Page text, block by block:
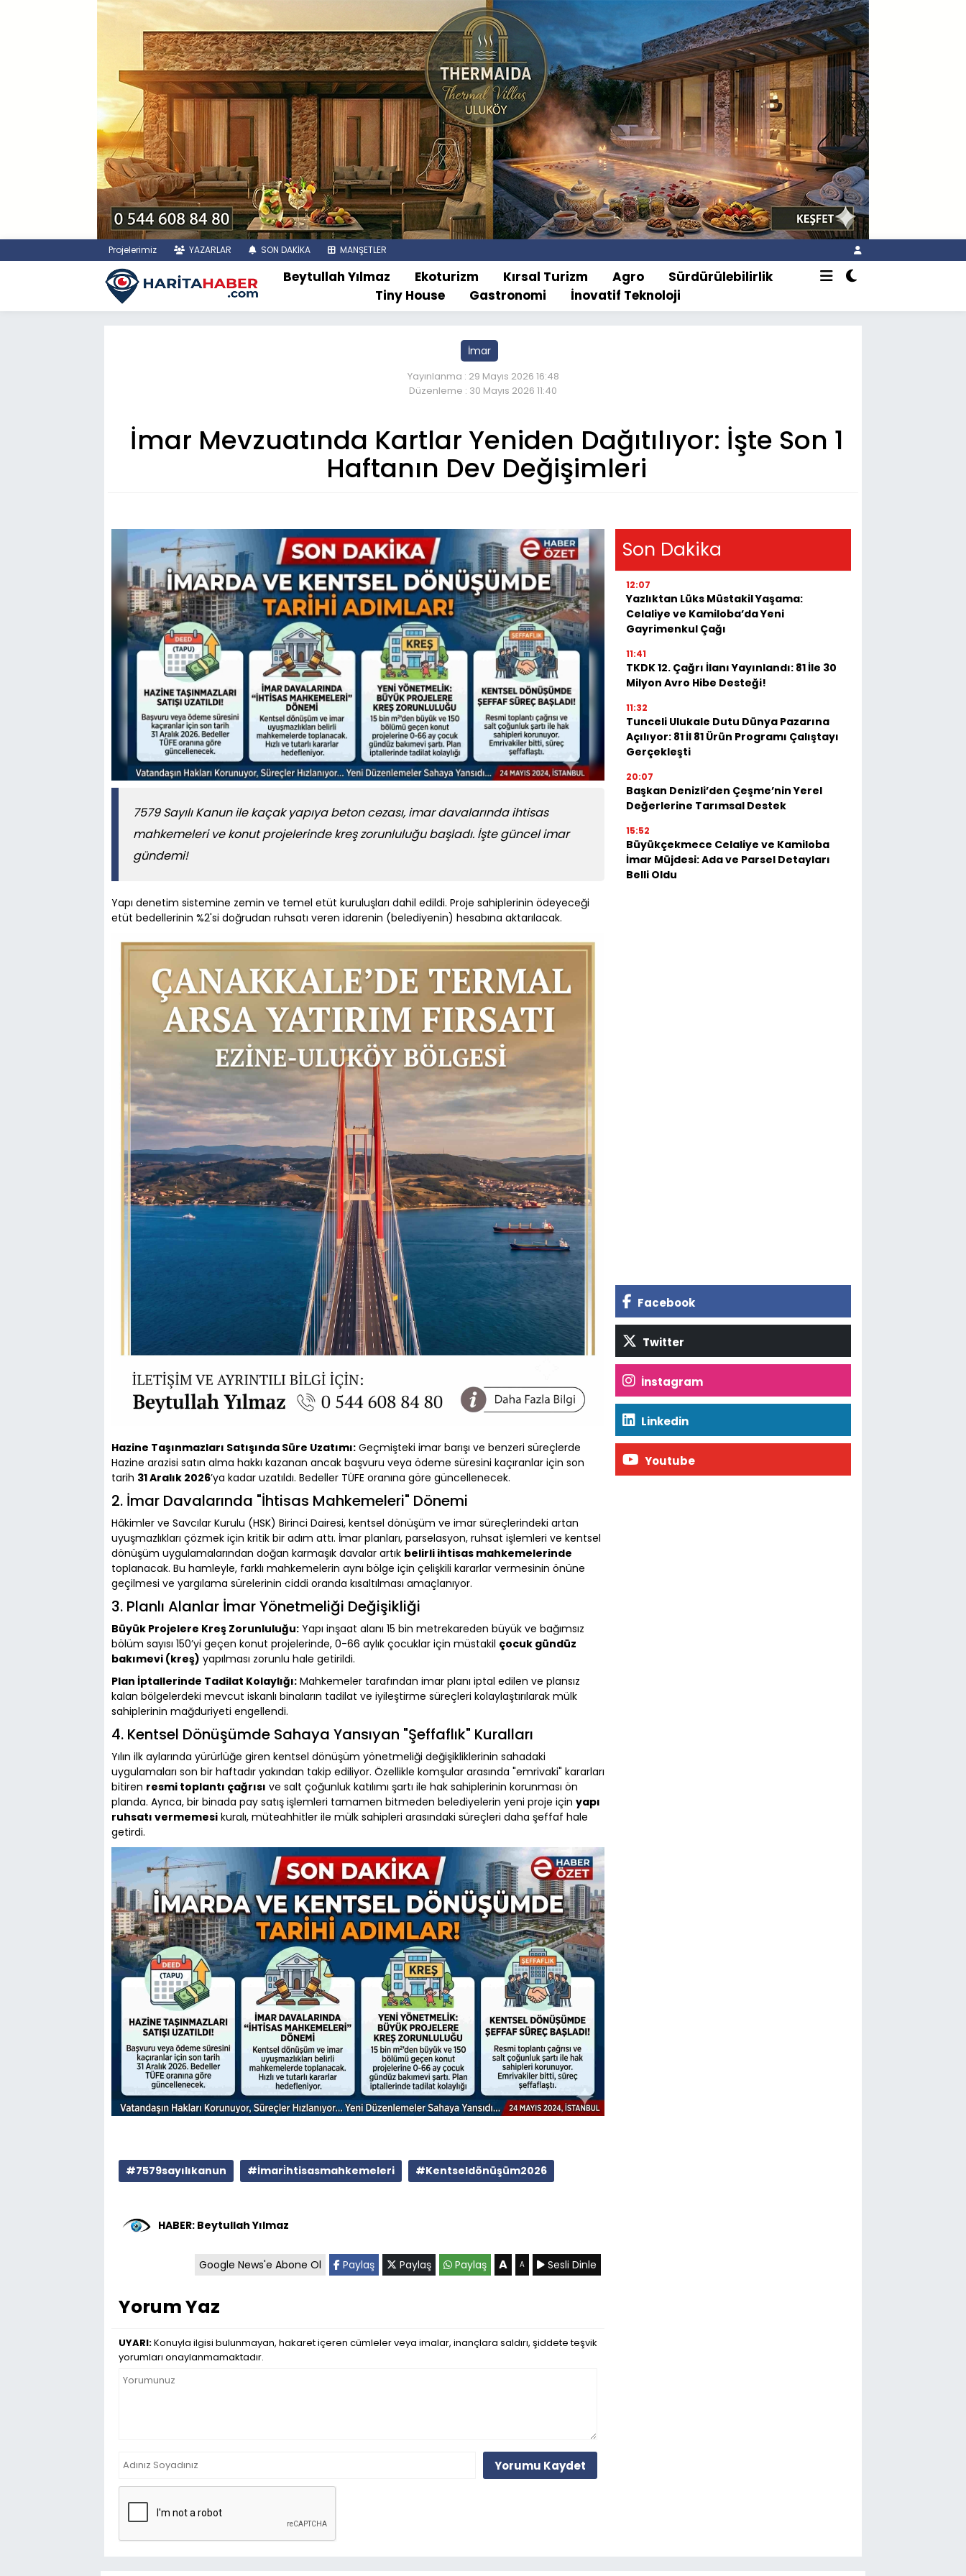
Projelerimiz YAZARLAR SON DAKİKA MANŞETLER
Beytullah Yılmaz Ekoturizm Kırsal Turizm Agro
Sürdürülebilirlik
Tiny House
Gastronomi İnovatif Teknoloji
İmar
Yayınlanma : 29 Mayıs 2026 16:48
Düzenleme : 30 Mayıs 2026 11:40
İmar Mevzuatında Kartlar Yeniden Dağıtılıyor: İşte Son 1
Haftanın Dev Değişimleri
7579 Sayılı Kanun ile kaçak yapıya beton cezası, imar davalarında ihtisas
mahkemeleri ve konut projelerinde kreş zorunluluğu başladı. İşte güncel imar
gündemi!
Yapı denetim sistemine zemin ve temel etüt kuruluşları dahil edildi. Proje sahiplerinin ödeyeceği
etüt bedellerinin %2'si doğrudan ruhsatı veren idarenin (belediyenin) hesabına aktarılacak.
Hazine Taşınmazları Satışında Süre Uzatımı: Geçmişteki imar barışı ve benzeri süreçlerde
Hazine arazisi satın alma hakkı kazanan ancak başvuru veya ödeme süresini kaçıranlar için son
tarih 31 Aralık 2026’ya kadar uzatıldı. Bedeller TÜFE oranına göre güncellenecek.
2. İmar Davalarında "İhtisas Mahkemeleri" Dönemi
Hâkimler ve Savcılar Kurulu (HSK) Birinci Dairesi, kentsel dönüşüm ve imar süreçlerindeki artan
uyuşmazlıkları çözmek için kritik bir adım attı. İmar planları, parselasyon, ruhsat işlemleri ve kentsel
dönüşüm uygulamalarından doğan karmaşık davalar artık belirli ihtisas mahkemelerinde
toplanacak. Bu hamleyle, farklı mahkemelerin aynı bölge için çelişkili kararlar vermesinin önüne
geçilmesi ve yargılama sürelerinin ciddi oranda kısaltılması amaçlanıyor.
3. Planlı Alanlar İmar Yönetmeliği Değişikliği
Büyük Projelere Kreş Zorunluluğu: Yapı inşaat alanı 15 bin metrekareden büyük ve bağımsız
bölüm sayısı 150’yi geçen konut projelerinde, 0-66 aylık çocuklar için müstakil çocuk gündüz
bakımevi (kreş) yapılması zorunlu hale getirildi.
Plan İptallerinde Tadilat Kolaylığı: Mahkemeler tarafından imar planı iptal edilen ve plansız
kalan bölgelerdeki mevcut iskanlı binaların tadilat ve iyileştirme süreçleri kolaylaştırılarak mülk
sahiplerinin mağduriyeti engellendi.
4. Kentsel Dönüşümde Sahaya Yansıyan "Şeffaflık" Kuralları
Yılın ilk aylarında yürürlüğe giren kentsel dönüşüm yönetmeliği değişikliklerinin sahadaki
uygulamaları son bir haftadır yakından takip ediliyor. Özellikle komşular arasında "emrivaki" kararları
bitiren resmi toplantı çağrısı ve salt çoğunluk katılımı şartı ile hak sahiplerinin korunması ön
planda. Ayrıca, bir binada pay satış işlemleri tamamen bitmeden belediyelerin yeni proje için yapı
ruhsatı vermemesi kuralı, müteahhitler ile mülk sahipleri arasındaki süreçleri daha şeffaf hale
getirdi.
#7579sayılıkanun #İmari̇htisasmahkemeleri #Kentseldönüşüm2026
HABER: Beytullah Yılmaz
Google News'e Abone Ol Paylaş Paylaş Paylaş A A Sesli Dinle
Yorum Yaz
UYARI:Konuyla ilgisi bulunmayan, hakaret içeren cümleler veya imalar, inançlara saldırı, şiddete teşvik
yorumları onaylanmamaktadır.
Yorumu Kaydet
Son Dakika
12:07
Yazlıktan Lüks Müstakil Yaşama:
Celaliye ve Kamiloba’da Yeni
Gayrimenkul Çağı
11:41
TKDK 12. Çağrı İlanı Yayınlandı: 81 İle 30
Milyon Avro Hibe Desteği!
11:32
Tunceli Ulukale Dutu Dünya Pazarına
Açılıyor: 81 İl 81 Ürün Programı Çalıştayı
Gerçekleşti
20:07
Başkan Denizli’den Çeşme’nin Yerel
Değerlerine Tarımsal Destek
15:52
Büyükçekmece Celaliye ve Kamiloba
İmar Müjdesi: Ada ve Parsel Detayları
Belli Oldu
Facebook
Twitter
İnstagram
Linkedin
Youtube